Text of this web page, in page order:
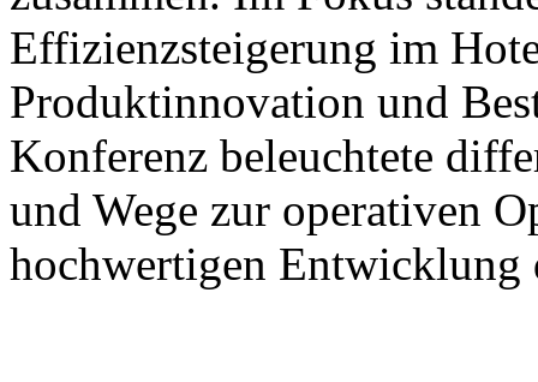
Effizienzsteigerung im
Produktinnovation und
Konferenz beleuchtete
und Wege zur operativen
hochwertigen Entwicklung